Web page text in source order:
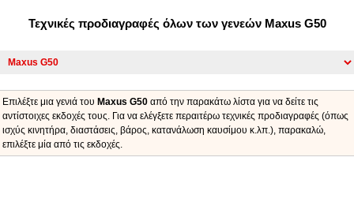
Τεχνικές προδιαγραφές όλων των γενεών Maxus G50
Επιλέξτε μια γενιά του Maxus G50 από την παρακάτω λίστα για να δείτε τις
αντίστοιχες εκδοχές τους. Για να ελέγξετε περαιτέρω τεχνικές προδιαγραφές (όπως
ισχύς κινητήρα, διαστάσεις, βάρος, κατανάλωση καυσίμου κ.λπ.), παρακαλώ,
επιλέξτε μία από τις εκδοχές.